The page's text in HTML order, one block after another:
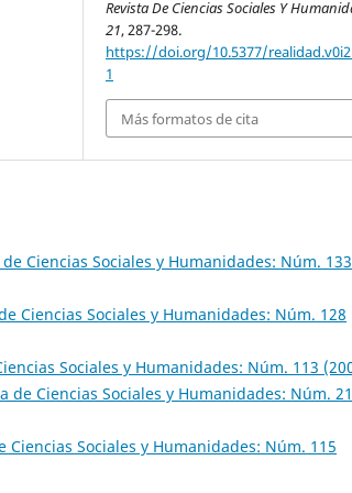
Revista De Ciencias Sociales Y
21, 287-298.
https://doi.org/10.5377/
1
Más formatos de cita
Ciencias Sociales y Humanidades: Núm. 133
Ciencias Sociales y Humanidades: Núm. 128
Sociales y Humanidades: Núm. 113
de Ciencias Sociales y Humanidades: Núm. 21
Ciencias Sociales y Humanidades: Núm. 115